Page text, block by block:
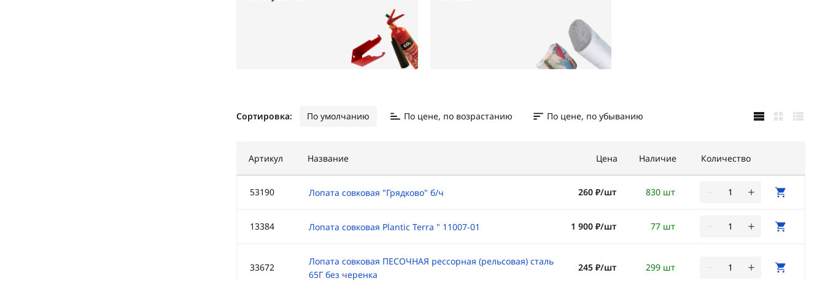
Сортировка: По умолчанию По цене, по возрастанию По цене, по убыванию
Артикул Название Цена Наличие Количество
53190 Лопата совковая "Грядково" б/ч 830 шт
260 ₽/шт
13384 Лопата совковая Plantic Terra " 11007-01 77 шт
1 900 ₽/шт
33672
Лопата совковая ПЕСОЧНАЯ рессорная (рельсовая) сталь
65Г без черенка
299 шт
245 ₽/шт